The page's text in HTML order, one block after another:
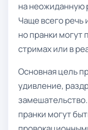
на неожиданную
Чаще всего речь
но пранки могут
стримах или в
Основная цель
удивление,
пранки могут